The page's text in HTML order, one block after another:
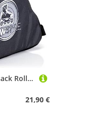
Rawstyle Inliner Rucksack Rollschuhtasche Skate Eishockey Bag Schlittschuhtasche mit verstellbaren Schultergurten universal (schwarz-Bordeaux)
21,90 €